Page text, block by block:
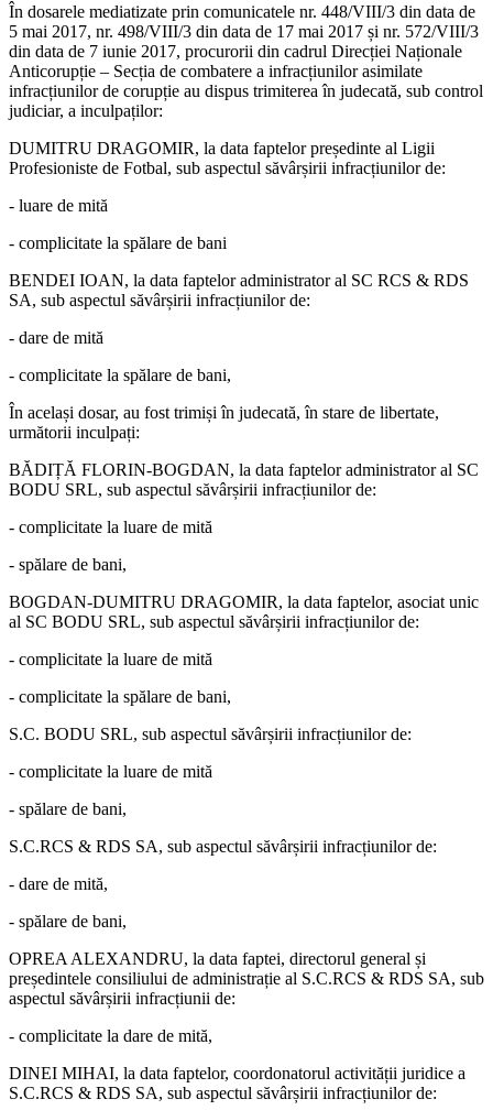
În dosarele mediatizate prin comunicatele nr. 448/VIII/3 din data de
5 mai 2017, nr. 498/VIII/3 din data de 17 mai 2017 și nr. 572/VIII/3
din data de 7 iunie 2017, procurorii din cadrul Direcției Naționale
Anticorupție – Secția de combatere a infracțiunilor asimilate
infracțiunilor de corupție au dispus trimiterea în judecată, sub control
judiciar, a inculpaților:
DUMITRU DRAGOMIR, la data faptelor președinte al Ligii
Profesioniste de Fotbal, sub aspectul săvârșirii infracțiunilor de:
- luare de mită
- complicitate la spălare de bani
BENDEI IOAN, la data faptelor administrator al SC RCS & RDS
SA, sub aspectul săvârșirii infracțiunilor de:
- dare de mită
- complicitate la spălare de bani,
În același dosar, au fost trimiși în judecată, în stare de libertate,
următorii inculpați:
BĂDIȚĂ FLORIN-BOGDAN, la data faptelor administrator al SC
BODU SRL, sub aspectul săvârșirii infracțiunilor de:
- complicitate la luare de mită
- spălare de bani,
BOGDAN-DUMITRU DRAGOMIR, la data faptelor, asociat unic
al SC BODU SRL, sub aspectul săvârșirii infracțiunilor de:
- complicitate la luare de mită
- complicitate la spălare de bani,
S.C. BODU SRL, sub aspectul săvârșirii infracțiunilor de:
- complicitate la luare de mită
- spălare de bani,
S.C.RCS & RDS SA, sub aspectul săvârșirii infracțiunilor de:
- dare de mită,
- spălare de bani,
OPREA ALEXANDRU, la data faptei, directorul general și
președintele consiliului de administrație al S.C.RCS & RDS SA, sub
aspectul săvârșirii infracțiunii de:
- complicitate la dare de mită,
DINEI MIHAI, la data faptelor, coordonatorul activității juridice a
S.C.RCS & RDS SA, sub aspectul săvârșirii infracțiunilor de: